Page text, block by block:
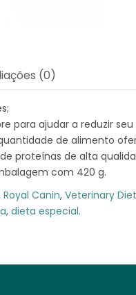
(0)
para ajudar a reduzir
de alimento
proteínas de alta
com 420 g.
Royal Canin, Veterinary Diet
, dieta especial.